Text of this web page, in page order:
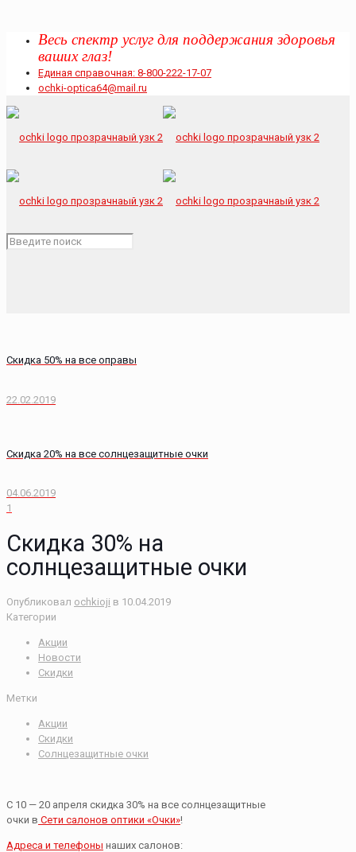
Весь спектр услуг для поддержания здоровья
ваших глаз!
Единая справочная: 8-800-222-17-07
ochki-optica64@mail.ru
Скидка 50% на все оправы
22.02.2019
Скидка 20% на все солнцезащитные очки
04.06.2019
1
Скидка 30% на
солнцезащитные очки
Опубликовал ochkioji в 10.04.2019
Категории
Акции
Новости
Скидки
Метки
Акции
Скидки
Солнцезащитные очки
С 10 — 20 апреля скидка 30% на все солнцезащитные
очки в Сети салонов оптики «Очки»!
Адреса и телефоны наших салонов: